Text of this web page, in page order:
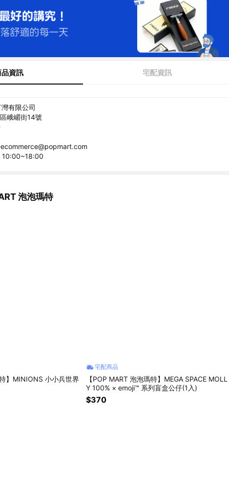
資訊 宅配資訊
有限公司
峨嵋街14號
10:00~18:00
泡泡瑪特
】MINIONS 小小兵世界
宅配商品
【POP MART 泡泡瑪特】MEGA SPACE MOLL
Y 100% × emoji™ 系列盲盒公仔(1入)
$370